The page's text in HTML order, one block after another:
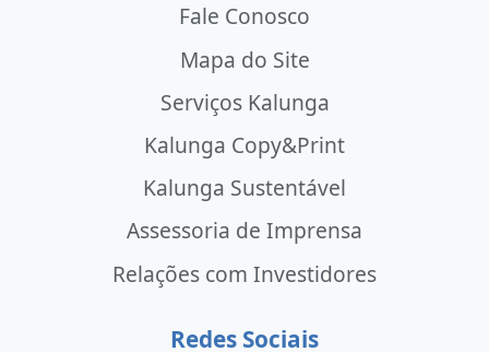
Fale Conosco
Mapa do Site
Serviços Kalunga
Kalunga Copy&Print
Kalunga Sustentável
Assessoria de Imprensa
Relações com Investidores
Redes Sociais